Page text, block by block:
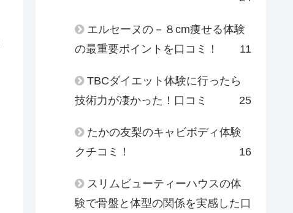
エルセーヌの－８cm痩せる体験
の最重要ポイントを口コミ！
11
TBCダイエット体験に行ったら
技術力が凄かった！口コミ
25
たかの友梨のキャビボディ体験
クチコミ！
16
スリムビューティーハウスの体
験で骨盤と体型の関係を実感した口